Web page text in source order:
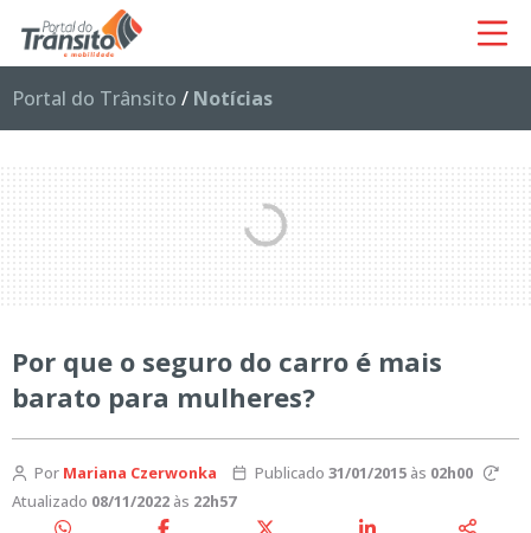
Portal do Trânsito / Notícias
Por que o seguro do carro é mais
barato para mulheres?
Por Mariana Czerwonka Publicado 31/01/2015às 02h00
Atualizado 08/11/2022 às 22h57